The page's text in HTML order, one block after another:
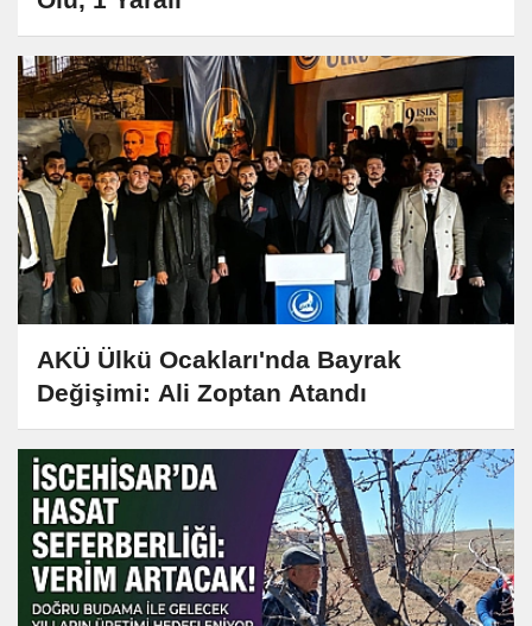
AKÜ Ülkü Ocakları'nda Bayrak
Değişimi: Ali Zoptan Atandı